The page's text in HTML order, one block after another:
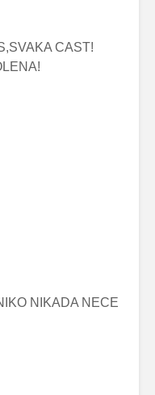
CAST!
NIKADA NECE